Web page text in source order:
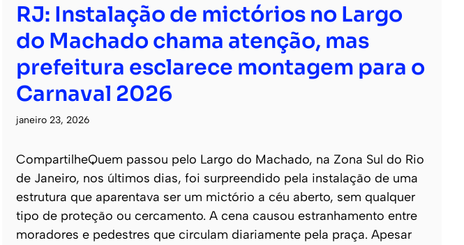
RJ: Instalação de mictórios no Largo
do Machado chama atenção, mas
prefeitura esclarece montagem para o
Carnaval 2026
janeiro 23, 2026
CompartilheQuem passou pelo Largo do Machado, na Zona Sul do Rio
de Janeiro, nos últimos dias, foi surpreendido pela instalação de uma
estrutura que aparentava ser um mictório a céu aberto, sem qualquer
tipo de proteção ou cercamento. A cena causou estranhamento entre
moradores e pedestres que circulam diariamente pela praça. Apesar